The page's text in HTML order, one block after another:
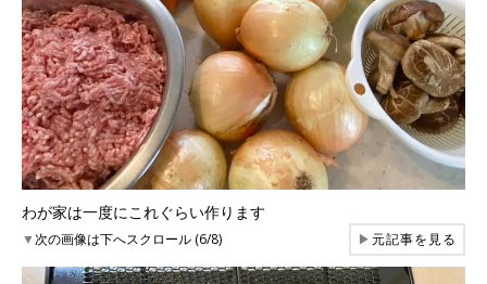
わが家は一度にこれぐらい作ります
▼次の画像は下へスクロール (6/8) ▶元記事を見る